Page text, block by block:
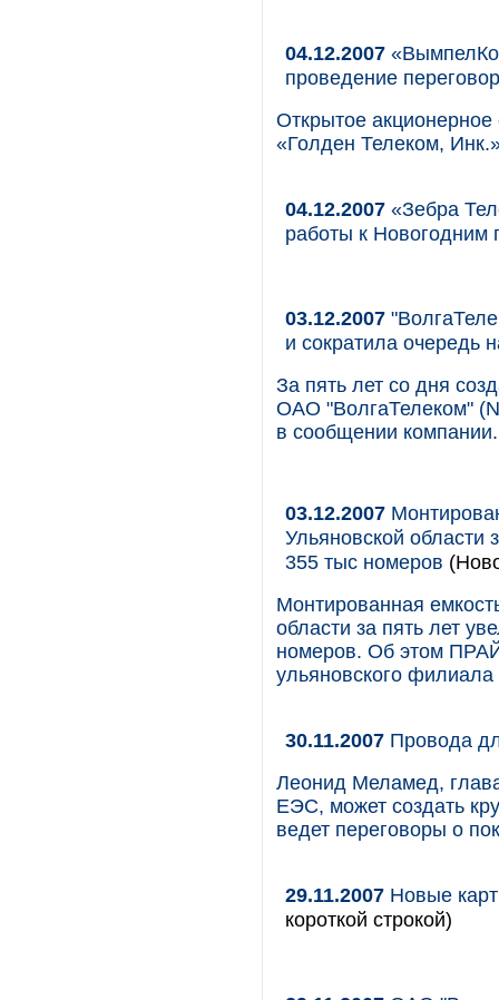
04.12.2007
проведение
Открытое
«Голден Телеком,
04.12.2007 «Зебра
работы к Новогодним
03.12.2007
и сократила очередь
За пять лет со дня
ОАО "ВолгаТелеком"
в сообщении компании.
03.12.2007
Ульяновской области
355 тыс номеров
Монтированная
области за пять лет
номеров. Об этом
ульяновского
30.11.2007 Провода
Леонид Меламед,
ЕЭС, может создать
ведет переговоры о
29.11.2007 Новые
короткой строкой)